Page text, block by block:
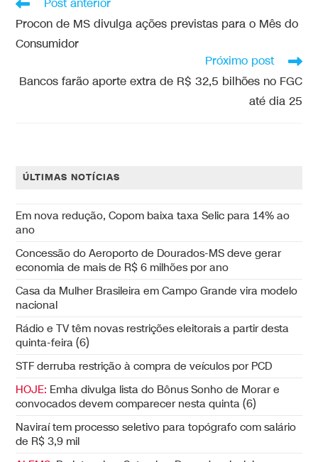
Post anterior
Procon de MS divulga ações previstas para o Mês do
Consumidor
Próximo post
Bancos farão aporte extra de R$ 32,5 bilhões no FGC
até dia 25
ÚLTIMAS NOTÍCIAS
Em nova redução, Copom baixa taxa Selic para 14% ao
ano
Concessão do Aeroporto de Dourados-MS deve gerar
economia de mais de R$ 6 milhões por ano
Casa da Mulher Brasileira em Campo Grande vira modelo
nacional
Rádio e TV têm novas restrições eleitorais a partir desta
quinta-feira (6)
STF derruba restrição à compra de veículos por PCD
HOJE: Emha divulga lista do Bônus Sonho de Morar e
convocados devem comparecer nesta quinta (6)
Naviraí tem processo seletivo para topógrafo com salário
de R$ 3,9 mil